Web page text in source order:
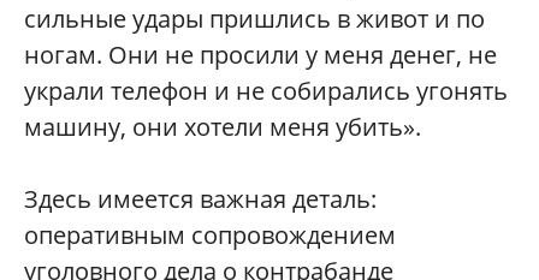
сильные удары пришлись в живот и по
ногам. Они не просили у меня денег, не
украли телефон и не собирались угонять
машину, они хотели меня убить».
Здесь имеется важная деталь:
оперативным сопровождением
уголовного дела о контрабанде